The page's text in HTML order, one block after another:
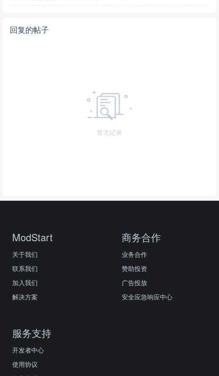
回复的帖子
暂无记录
ModStart
关于我们
联系我们
加入我们
解决方案
商务合作
业务合作
赞助投资
广告投放
安全应急响应中心
服务支持
开发者中心
使用协议